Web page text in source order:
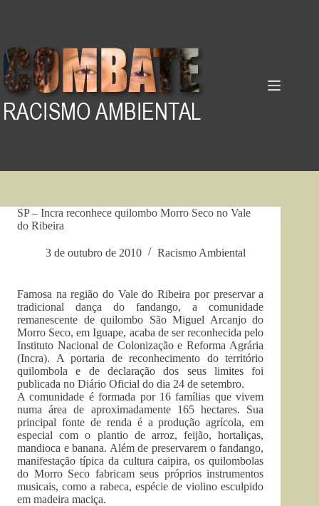
SP – Incra reconhece quilombo Morro Seco no Vale
do Ribeira
3 de outubro de 2010 Racismo Ambiental
Famosa na região do Vale do Ribeira por preservar a
tradicional dança do fandango, a comunidade
remanescente de quilombo São Miguel Arcanjo do
Morro Seco, em Iguape, acaba de ser reconhecida pelo
Instituto Nacional de Colonização e Reforma Agrária
(Incra). A portaria de reconhecimento do território
quilombola e de declaração dos seus limites foi
publicada no Diário Oficial do dia 24 de setembro.
A comunidade é formada por 16 famílias que vivem
numa área de aproximadamente 165 hectares. Sua
principal fonte de renda é a produção agrícola, em
especial com o plantio de arroz, feijão, hortaliças,
mandioca e banana. Além de preservarem o fandango,
manifestação típica da cultura caipira, os quilombolas
do Morro Seco fabricam seus próprios instrumentos
musicais, como a rabeca, espécie de violino esculpido
em madeira maciça.